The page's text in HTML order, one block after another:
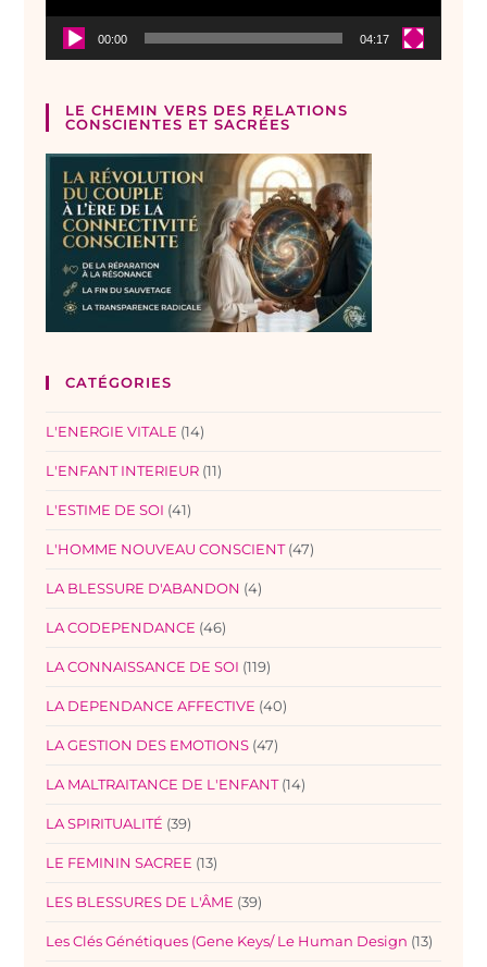
00:00 04:17
LE CHEMIN VERS DES RELATIONS
CONSCIENTES ET SACRÉES
CATÉGORIES
L'ENERGIE VITALE (14)
L'ENFANT INTERIEUR (11)
L'ESTIME DE SOI (41)
L'HOMME NOUVEAU CONSCIENT (47)
LA BLESSURE D'ABANDON (4)
LA CODEPENDANCE (46)
LA CONNAISSANCE DE SOI (119)
LA DEPENDANCE AFFECTIVE (40)
LA GESTION DES EMOTIONS (47)
LA MALTRAITANCE DE L'ENFANT (14)
LA SPIRITUALITÉ (39)
LE FEMININ SACREE (13)
LES BLESSURES DE L'ÂME (39)
Les Clés Génétiques (Gene Keys/ Le Human Design (13)